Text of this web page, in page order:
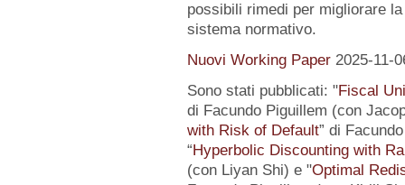
possibili rimedi per migliorare
sistema normativo.
Nuovi Working Paper 2025-11-
Sono stati pubblicati: "Fiscal
di Facundo Piguillem (con
with Risk of Default” di
“Hyperbolic Discounting with
(con Liyan Shi) e "Optimal